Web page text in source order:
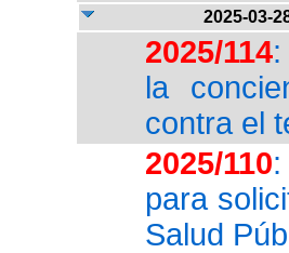
2025-03-
2025/114
la
contra el
2025/110
para
Salud